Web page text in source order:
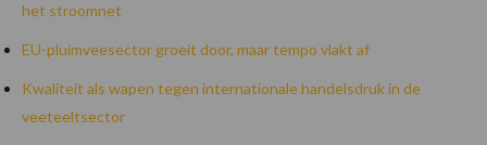
het stroomnet
EU-pluimveesector groeit door, maar tempo vlakt af
Kwaliteit als wapen tegen internationale handelsdruk in de
veeteeltsector